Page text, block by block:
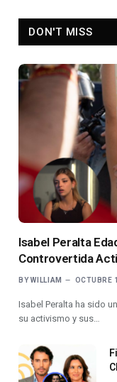
DON'T MISS
Isabel Peralta
Controvertida
BY WILLIAM OCTUBRE
Isabel Peralta ha sido
su activismo y sus…